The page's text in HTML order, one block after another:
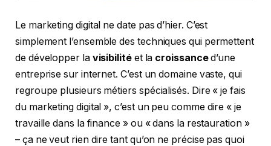
Le marketing digital ne date pas d’hier. C’est
simplement l’ensemble des techniques qui permettent
de développer la visibilité et la croissanced’une
entreprise sur internet. C’est un domaine vaste, qui
regroupe plusieurs métiers spécialisés. Dire « je fais
du marketing digital », c’est un peu comme dire « je
travaille dans la finance » ou « dans la restauration »
– ça ne veut rien dire tant qu’on ne précise pas quoi